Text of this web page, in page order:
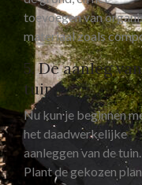
toevoegen van
materiaal zoals
5. De aanleg
tuin
Nu kun je beginnen
het daadwerkelijke
aanleggen van de tuin.
Plant de gekozen